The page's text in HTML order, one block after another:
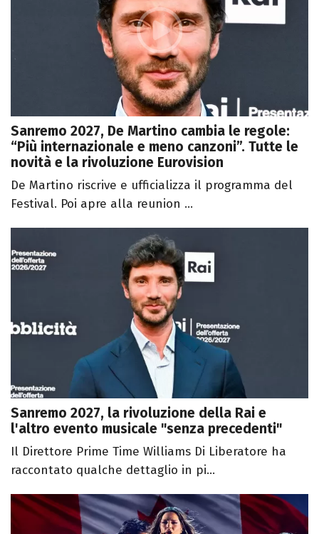
Sanremo 2027, De Martino cambia le regole:
“Più internazionale e meno canzoni”. Tutte le
novità e la rivoluzione Eurovision
De Martino riscrive e ufficializza il programma del
Festival. Poi apre alla reunion ...
Sanremo 2027, la rivoluzione della Rai e
l'altro evento musicale "senza precedenti"
Il Direttore Prime Time Williams Di Liberatore ha
raccontato qualche dettaglio in pi...